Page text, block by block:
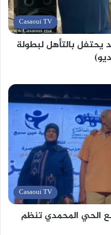
Casaoui TV
يحتفل بالتأهل لبطولة
Casaoui TV
الحي المحمدي تنظم